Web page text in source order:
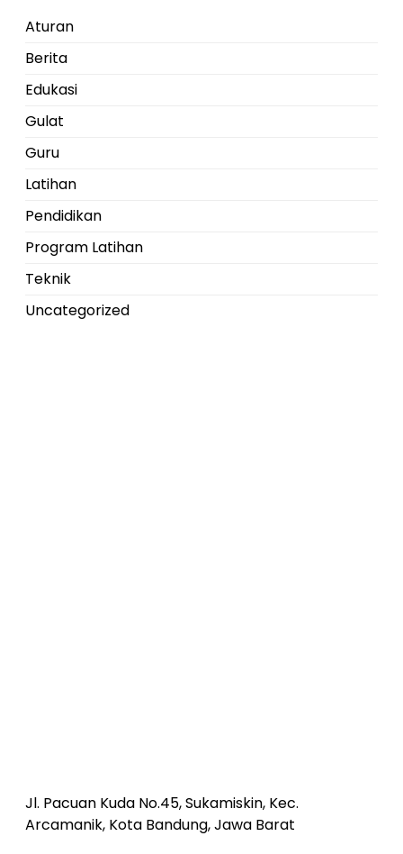
Aturan
Berita
Edukasi
Gulat
Guru
Latihan
Pendidikan
Program Latihan
Teknik
Uncategorized
Jl. Pacuan Kuda No.45, Sukamiskin, Kec.
Arcamanik, Kota Bandung, Jawa Barat